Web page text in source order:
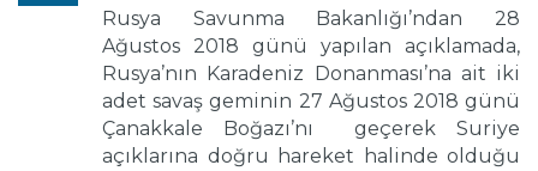
Rusya Savunma Bakanlığı’ndan 28
Ağustos 2018 günü yapılan açıklamada,
Rusya’nın Karadeniz Donanması’na ait iki
adet savaş geminin 27 Ağustos 2018 günü
Çanakkale Boğazı’nı geçerek Suriye
açıklarına doğru hareket halinde olduğu